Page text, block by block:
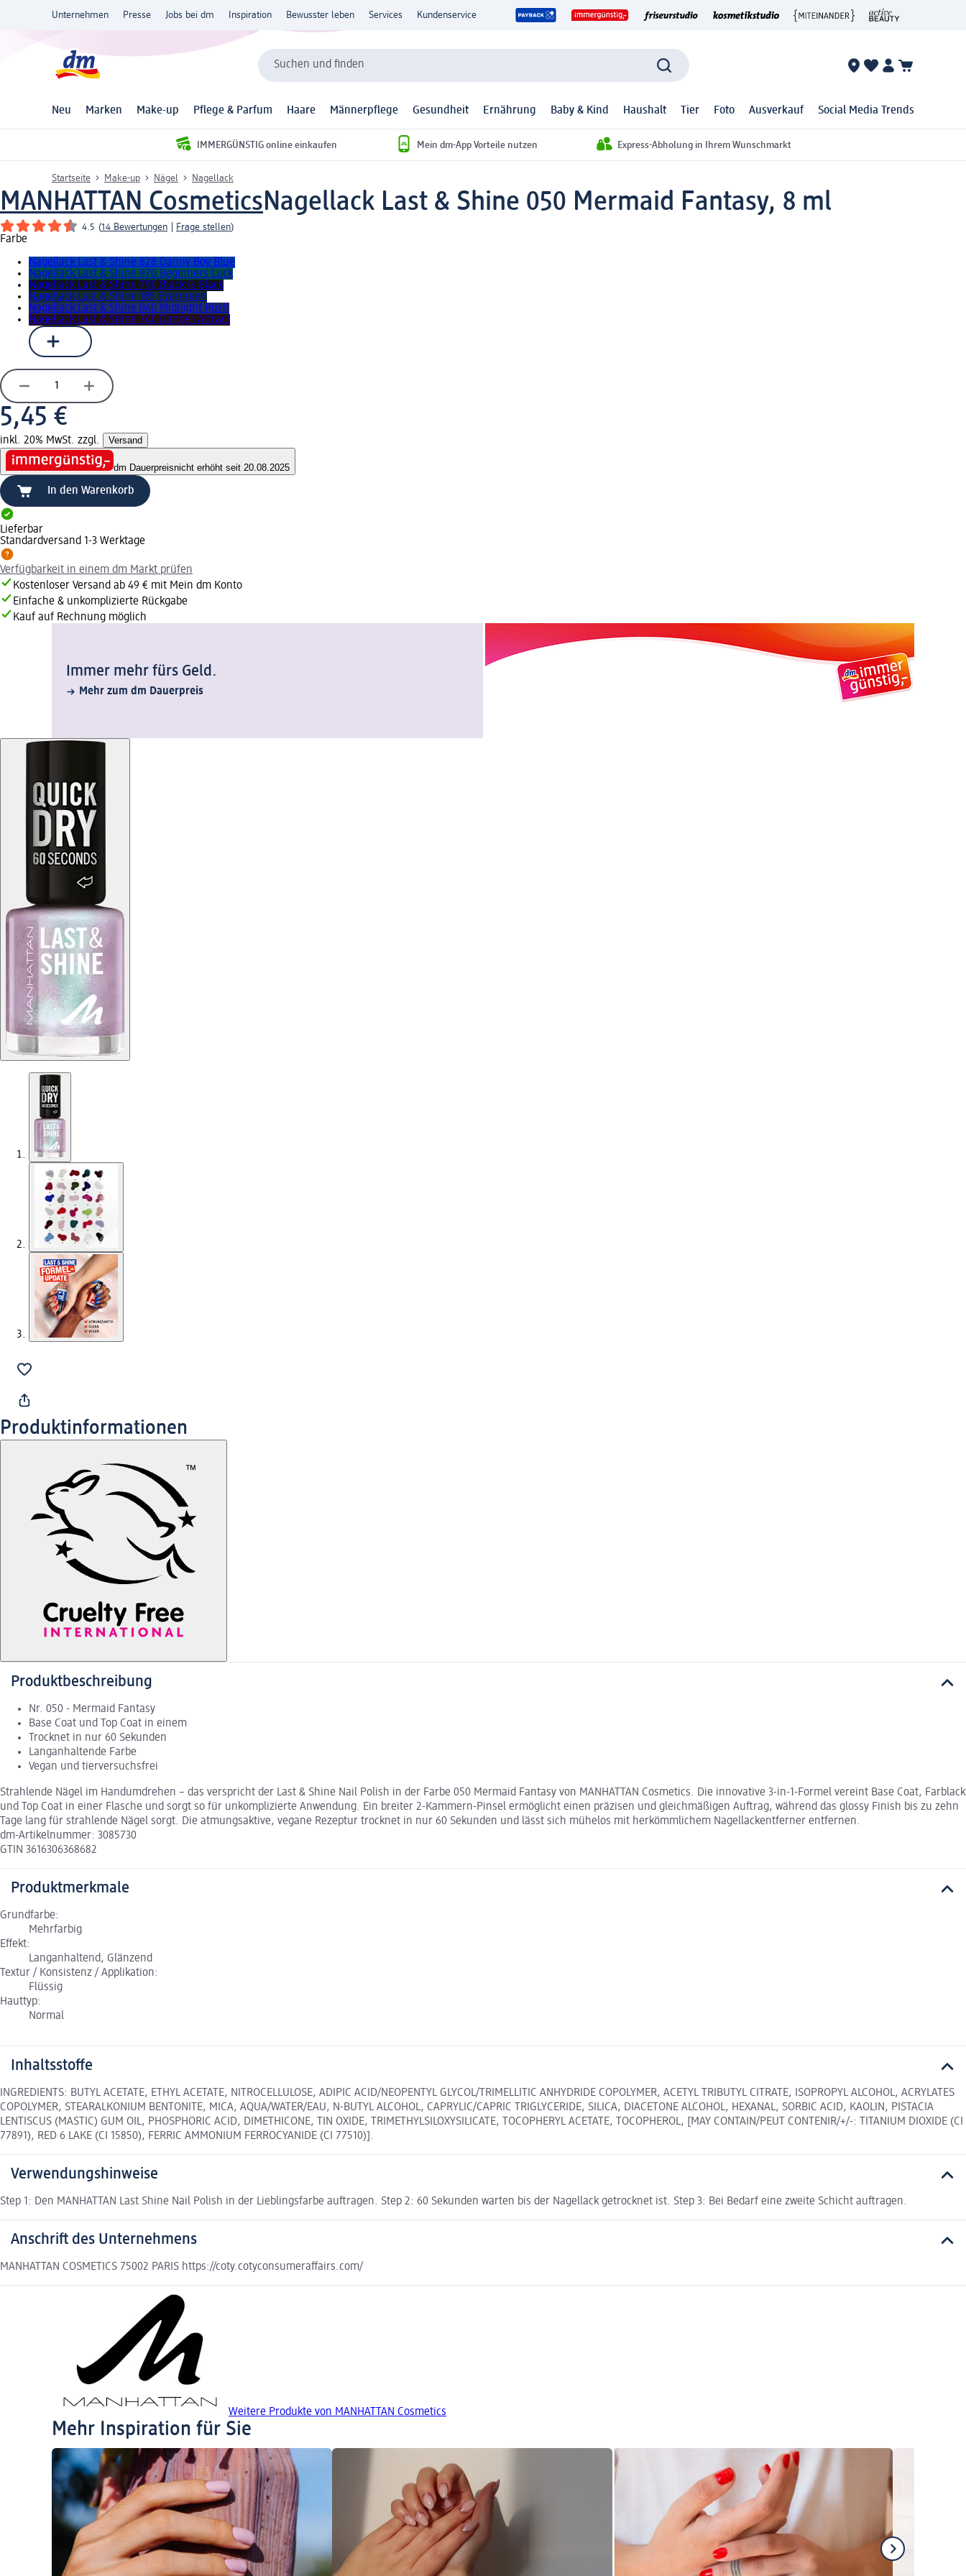
Unternehmen Presse Jobs bei dm Inspiration Bewusster leben Services Kundenservice
Suchen und finden
Neu Marken Make-up Pflege & Parfum Haare Männerpflege Gesundheit Ernährung Baby & Kind Haushalt Tier Foto Ausverkauf Social Media Trends
IMMERGÜNSTIG online einkaufen Mein dm-App Vorteile nutzen Express-Abholung in Ihrem Wunschmarkt
Startseite Make-up Nägel Nagellack
MANHATTAN CosmeticsNagellack Last & Shine 050 Mermaid Fantasy, 8 ml
4.5 (14 Bewertungen Frage stellen)
Farbe
Nagellack Last & Shine 828 Danny Boy Blue
Nagellack Last & Shine 970 Beginners Luck
Nagellack Last & Shine 790 Black Is Black
Nagellack Last & Shine 105 Evergreen
Nagellack Last & Shine 040 Midnight Rush
Nagellack Last & Shine 740 Danger Attract
5,45 €
inkl. 20% MwSt. zzgl. Versand
dm Dauerpreisnicht erhöht seit 20.08.2025
In den Warenkorb
Lieferbar
Standardversand 1-3 Werktage
Verfügbarkeit in einem dm Markt prüfen
Kostenloser Versand ab 49 € mit Mein dm Konto
Einfache & unkomplizierte Rückgabe
Kauf auf Rechnung möglich
Immer mehr fürs Geld.
Mehr zum dm Dauerpreis
Produktinformationen
Produktbeschreibung
Nr. 050 - Mermaid Fantasy
Base Coat und Top Coat in einem
Trocknet in nur 60 Sekunden
Langanhaltende Farbe
Vegan und tierversuchsfrei
Strahlende Nägel im Handumdrehen – das verspricht der Last & Shine Nail Polish in der Farbe 050 Mermaid Fantasy von MANHATTAN Cosmetics. Die innovative 3-in-1-Formel vereint Base Coat, Farblack
und Top Coat in einer Flasche und sorgt so für unkomplizierte Anwendung. Ein breiter 2-Kammern-Pinsel ermöglicht einen präzisen und gleichmäßigen Auftrag, während das glossy Finish bis zu zehn
Tage lang für strahlende Nägel sorgt. Die atmungsaktive, vegane Rezeptur trocknet in nur 60 Sekunden und lässt sich mühelos mit herkömmlichem Nagellackentferner entfernen.
dm-Artikelnummer: 3085730
GTIN 3616306368682
Produktmerkmale
Grundfarbe:
Mehrfarbig
Effekt:
Langanhaltend, Glänzend
Textur / Konsistenz / Applikation:
Flüssig
Hauttyp:
Normal
Inhaltsstoffe
INGREDIENTS: BUTYL ACETATE, ETHYL ACETATE, NITROCELLULOSE, ADIPIC ACID/NEOPENTYL GLYCOL/TRIMELLITIC ANHYDRIDE COPOLYMER, ACETYL TRIBUTYL CITRATE, ISOPROPYL ALCOHOL, ACRYLATES
COPOLYMER, STEARALKONIUM BENTONITE, MICA, AQUA/WATER/EAU, N-BUTYL ALCOHOL, CAPRYLIC/CAPRIC TRIGLYCERIDE, SILICA, DIACETONE ALCOHOL, HEXANAL, SORBIC ACID, KAOLIN, PISTACIA
LENTISCUS (MASTIC) GUM OIL, PHOSPHORIC ACID, DIMETHICONE, TIN OXIDE, TRIMETHYLSILOXYSILICATE, TOCOPHERYL ACETATE, TOCOPHEROL, [MAY CONTAIN/PEUT CONTENIR/+/-: TITANIUM DIOXIDE (CI
77891), RED 6 LAKE (CI 15850), FERRIC AMMONIUM FERROCYANIDE (CI 77510)].
Verwendungshinweise
Step 1: Den MANHATTAN Last Shine Nail Polish in der Lieblingsfarbe auftragen. Step 2: 60 Sekunden warten bis der Nagellack getrocknet ist. Step 3: Bei Bedarf eine zweite Schicht auftragen.
Anschrift des Unternehmens
MANHATTAN COSMETICS 75002 PARIS https://coty.cotyconsumeraffairs.com/
Weitere Produkte von MANHATTAN Cosmetics
Mehr Inspiration für Sie